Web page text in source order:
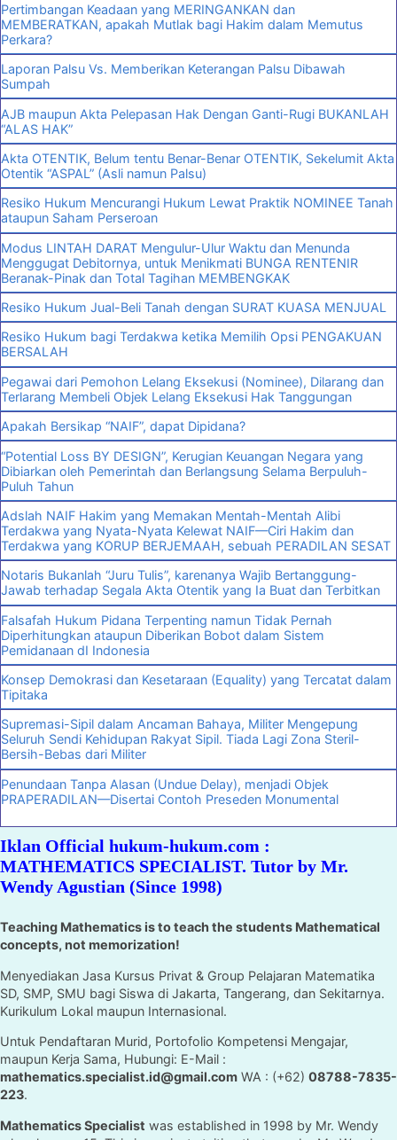
Pertimbangan Keadaan yang MERINGANKAN dan
MEMBERATKAN, apakah Mutlak bagi Hakim dalam Memutus
Perkara?
Laporan Palsu Vs. Memberikan Keterangan Palsu Dibawah
Sumpah
AJB maupun Akta Pelepasan Hak Dengan Ganti-Rugi BUKANLAH
“ALAS HAK”
Akta OTENTIK, Belum tentu Benar-Benar OTENTIK, Sekelumit Akta
Otentik “ASPAL” (Asli namun Palsu)
Resiko Hukum Mencurangi Hukum Lewat Praktik NOMINEE Tanah
ataupun Saham Perseroan
Modus LINTAH DARAT Mengulur-Ulur Waktu dan Menunda
Menggugat Debitornya, untuk Menikmati BUNGA RENTENIR
Beranak-Pinak dan Total Tagihan MEMBENGKAK
Resiko Hukum Jual-Beli Tanah dengan SURAT KUASA MENJUAL
Resiko Hukum bagi Terdakwa ketika Memilih Opsi PENGAKUAN
BERSALAH
Pegawai dari Pemohon Lelang Eksekusi (Nominee), Dilarang dan
Terlarang Membeli Objek Lelang Eksekusi Hak Tanggungan
Apakah Bersikap “NAIF”, dapat Dipidana?
“Potential Loss BY DESIGN”, Kerugian Keuangan Negara yang
Dibiarkan oleh Pemerintah dan Berlangsung Selama Berpuluh-
Puluh Tahun
Adslah NAIF Hakim yang Memakan Mentah-Mentah Alibi
Terdakwa yang Nyata-Nyata Kelewat NAIF—Ciri Hakim dan
Terdakwa yang KORUP BERJEMAAH, sebuah PERADILAN SESAT
Notaris Bukanlah “Juru Tulis”, karenanya Wajib Bertanggung-
Jawab terhadap Segala Akta Otentik yang Ia Buat dan Terbitkan
Falsafah Hukum Pidana Terpenting namun Tidak Pernah
Diperhitungkan ataupun Diberikan Bobot dalam Sistem
Pemidanaan dI Indonesia
Konsep Demokrasi dan Kesetaraan (Equality) yang Tercatat dalam
Tipitaka
Supremasi-Sipil dalam Ancaman Bahaya, Militer Mengepung
Seluruh Sendi Kehidupan Rakyat Sipil. Tiada Lagi Zona Steril-
Bersih-Bebas dari Militer
Penundaan Tanpa Alasan (Undue Delay), menjadi Objek
PRAPERADILAN—Disertai Contoh Preseden Monumental
Iklan Official hukum-hukum.com :
MATHEMATICS SPECIALIST. Tutor by Mr.
Wendy Agustian (Since 1998)
Teaching Mathematics is to teach the students Mathematical
concepts, not memorization!
Menyediakan Jasa Kursus Privat & Group Pelajaran Matematika
SD, SMP, SMU bagi Siswa di Jakarta, Tangerang, dan Sekitarnya.
Kurikulum Lokal maupun Internasional.
Untuk Pendaftaran Murid, Portofolio Kompetensi Mengajar,
maupun Kerja Sama, Hubungi: E-Mail :
mathematics.specialist.id@gmail.com WA : (+62) 08788-7835-
223.
Mathematics Specialist was established in 1998 by Mr. Wendy